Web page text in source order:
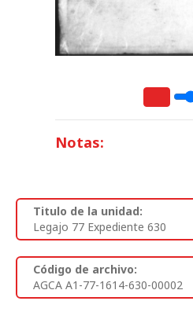
Notas:
Titulo de la unidad:
Legajo 77 Expediente 630
Código de archivo:
AGCA A1-77-1614-630-00002